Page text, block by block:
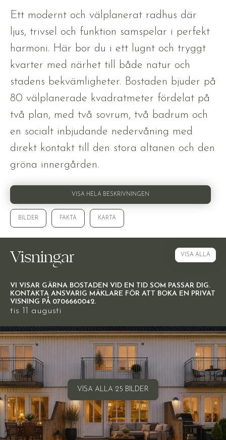
Ett modernt och välplanerat radhus där
ljus, trivsel och funktion samspelar i perfekt
harmoni. Här bor du i ett lugnt och tryggt
kvarter med närhet till både natur och
stadens bekvämligheter. Bostaden bjuder på
80 välplanerade kvadratmeter fördelat på
två plan, med två sovrum, två badrum och
en socialt inbjudande nedervåning med
direkt kontakt till den stora altanen och den
gröna innergården.
VISA HELA BESKRIVNINGEN
BILDER FAKTA KARTA
Visningar VISA ALLA
VI VISAR GÄRNA BOSTADEN VID EN TID SOM PASSAR DIG.
KONTAKTA ANSVARIG MÄKLARE FÖR ATT BOKA EN PRIVAT
VISNING PÅ 0706660042.
tis 11 augusti
VISA ALLA 25 BILDER